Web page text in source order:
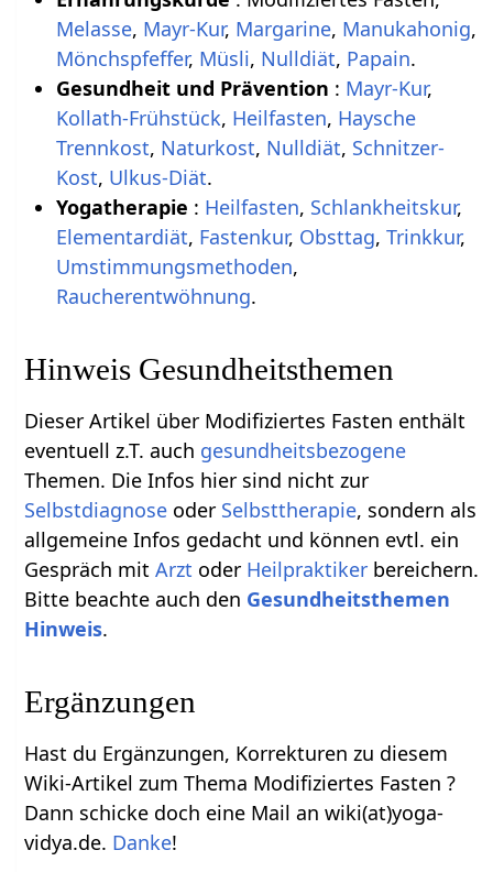
Melasse, Mayr-Kur, Margarine, Manukahonig,
Mönchspfeffer, Müsli, Nulldiät, Papain.
Gesundheit und Prävention : Mayr-Kur,
Kollath-Frühstück, Heilfasten, Haysche
Trennkost, Naturkost, Nulldiät, Schnitzer-
Kost, Ulkus-Diät.
Yogatherapie : Heilfasten, Schlankheitskur,
Elementardiät, Fastenkur, Obsttag, Trinkkur,
Umstimmungsmethoden,
Raucherentwöhnung.
Hinweis Gesundheitsthemen
Dieser Artikel über Modifiziertes Fasten enthält
eventuell z.T. auch gesundheitsbezogene
Themen. Die Infos hier sind nicht zur
Selbstdiagnose oder Selbsttherapie, sondern als
allgemeine Infos gedacht und können evtl. ein
Gespräch mitArzt oder Heilpraktiker bereichern.
Bitte beachte auch den Gesundheitsthemen
Hinweis.
Ergänzungen
Hast du Ergänzungen, Korrekturen zu diesem
Wiki-Artikel zum Thema Modifiziertes Fasten ?
Dann schicke doch eine Mail an wiki(at)yoga-
vidya.de. Danke!